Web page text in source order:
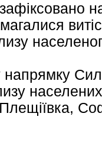
напрямку
населених